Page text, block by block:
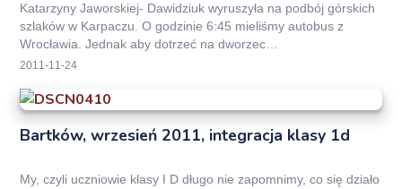
Katarzyny Jaworskiej- Dawidziuk wyruszyła na podbój górskich
szlaków w Karpaczu. O godzinie 6:45 mieliśmy autobus z
Wrocławia. Jednak aby dotrzeć na dworzec…
2011-11-24
Bartków, wrzesień 2011, integracja klasy 1d
My, czyli uczniowie klasy I D długo nie zapomnimy, co się działo